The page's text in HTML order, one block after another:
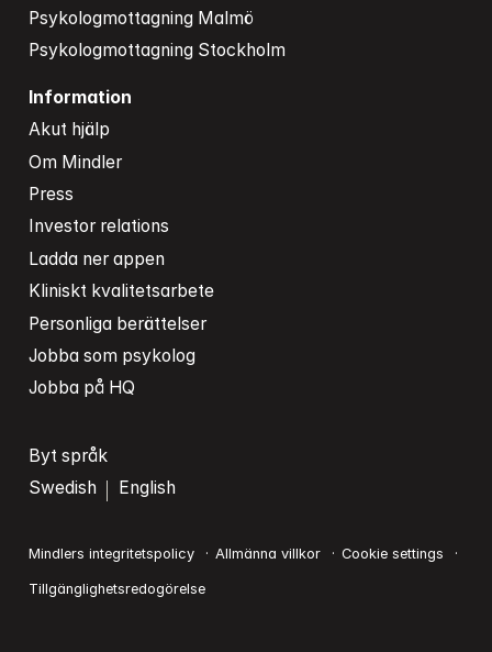
Psykologmottagning Malmö
Psykologmottagning Stockholm
Information
Akut hjälp
Om Mindler
Press
Investor relations
Ladda ner appen
Kliniskt kvalitetsarbete
Personliga berättelser
Jobba som psykolog
Jobba på HQ
Byt språk
Swedish
English
Mindlers integritetspolicy Allmänna villkor Cookie settings
Tillgänglighetsredogörelse